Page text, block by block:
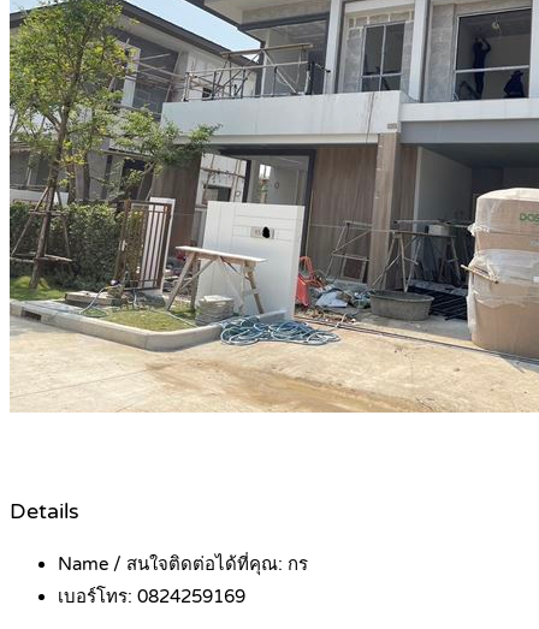
Details
Name / สนใจติดต่อได้ที่คุณ: กร
เบอร์โทร: 0824259169